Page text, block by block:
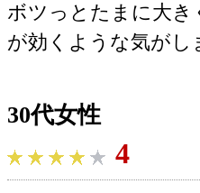
ボツっとたまに大
が効くような気がし
30代女性
4